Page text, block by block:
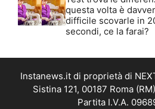
questa volta è
difficile scovarle in
secondi, ce la farai?
Instanews.it di proprietà di
Sistina 121, 00187 Roma
Partita I.V.A.